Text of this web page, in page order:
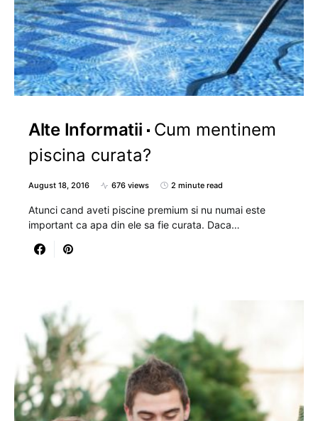
Alte Informatii
Cum mentinem
piscina curata?
August 18, 2016 676 views 2 minute read
Atunci cand aveti piscine premium si nu numai este
important ca apa din ele sa fie curata. Daca…